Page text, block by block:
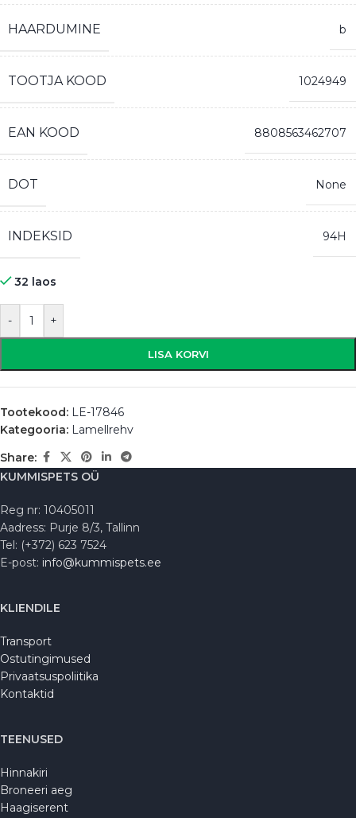
HAARDUMINE b
TOOTJA KOOD 1024949
EAN KOOD 8808563462707
DOT None
INDEKSID 94H
32 laos
- +
LISA KORVI
Tootekood: LE-17846
Kategooria: Lamellrehv
Share:
KUMMISPETS OÜ
Reg nr: 10405011
Aadress: Purje 8/3, Tallinn
Tel: (+372) 623 7524
E-post: info@kummispets.ee
KLIENDILE
Transport
Ostutingimused
Privaatsuspoliitika
Kontaktid
TEENUSED
Hinnakiri
Broneeri aeg
Haagiserent